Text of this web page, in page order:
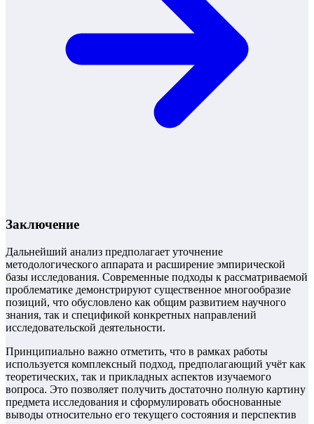
Заключение
Дальнейший анализ предполагает уточнение
методологического аппарата и расширение эмпирической
базы исследования. Современные подходы к рассматриваемой
проблематике демонстрируют существенное многообразие
позиций, что обусловлено как общим развитием научного
знания, так и спецификой конкретных направлений
исследовательской деятельности.
Принципиально важно отметить, что в рамках работы
используется комплексный подход, предполагающий учёт как
теоретических, так и прикладных аспектов изучаемого
вопроса. Это позволяет получить достаточно полную картину
предмета исследования и сформулировать обоснованные
выводы относительно его текущего состояния и перспектив